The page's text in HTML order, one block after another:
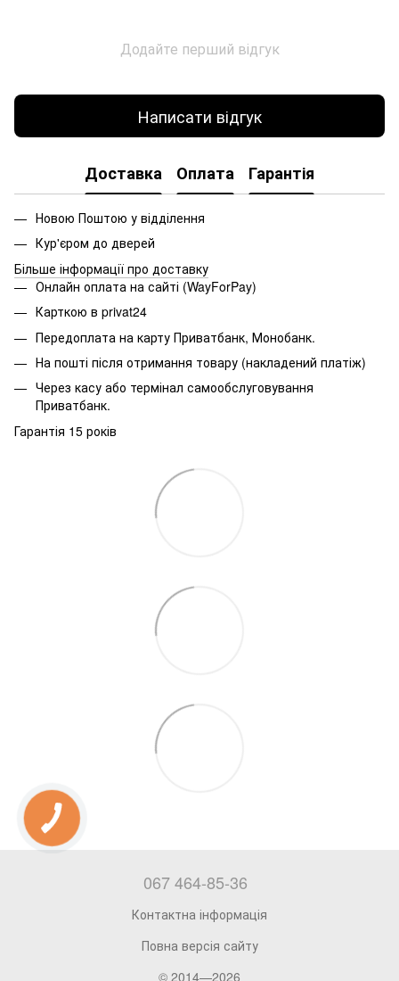
Додайте перший відгук
Написати відгук
Доставка Оплата Гарантія
Новою Поштою у відділення
Кур'єром до дверей
Більше інформації про доставку
Онлайн оплата на сайті (WayForPay)
Карткою в privat24
Передоплата на карту Приватбанк, Монобанк.
На пошті після отримання товару (накладений платіж)
Через касу або термінал самообслуговування
Приватбанк.
Гарантія 15 років
067 464-85-36
Контактна інформація
Повна версія сайту
© 2014—2026